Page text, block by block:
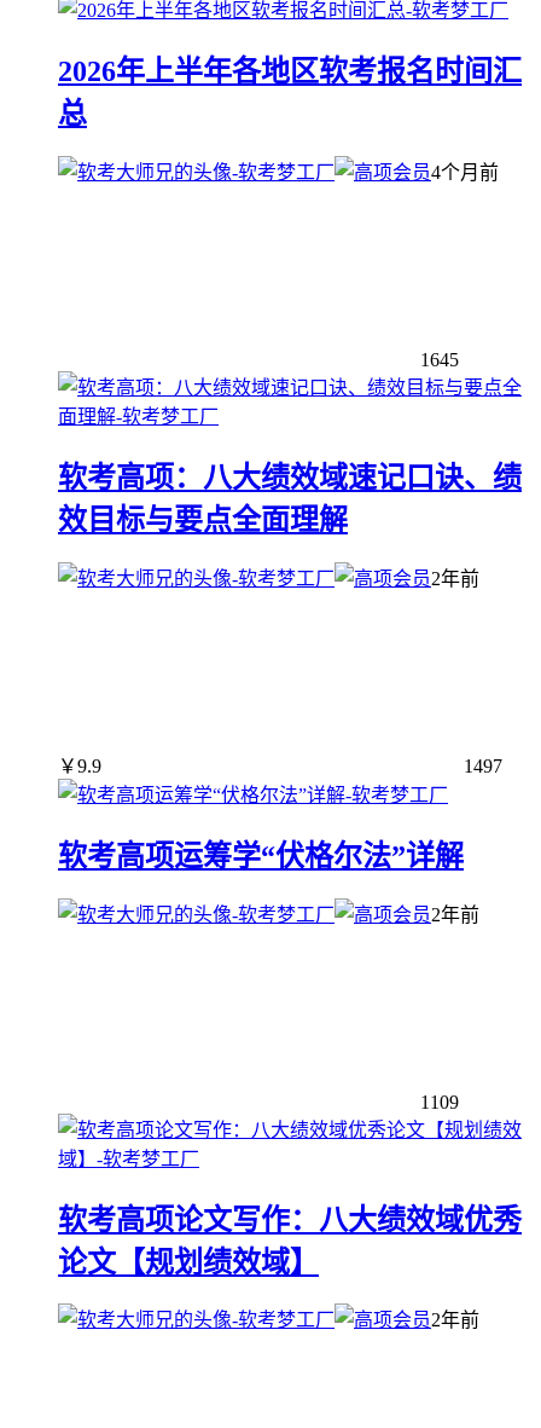
2026年上半年各地区软考报名时间汇
总
4个月前
1645
软考高项：八大绩效域速记口诀、绩
效目标与要点全面理解
2年前
￥9.9 1497
软考高项运筹学“伏格尔法”详解
2年前
1109
软考高项论文写作：八大绩效域优秀
论文【规划绩效域】
2年前